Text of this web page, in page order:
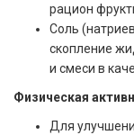
рацион
Соль
скопление
и смеси в
Физическая
Для